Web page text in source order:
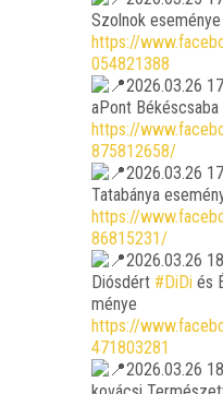
Szol­nok ese­mé­nye
https://
054821388
2026.03.26
aPont
https://
875812658/
2026.03.26
Tata­bá­nya
https://
86815231/
2026.03.26
Diós­dért #DiDi és
mé­nye
https://
471803281
2026.03.26